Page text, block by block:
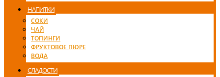
НАПИТКИ
СОКИ
ЧАЙ
ТОПИНГИ
ФРУКТОВОЕ ПЮРЕ
ВОДА
СЛАДОСТИ